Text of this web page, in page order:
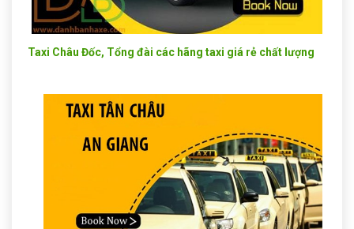
Taxi Châu Đốc, Tổng đài các hãng taxi giá rẻ chất lượng